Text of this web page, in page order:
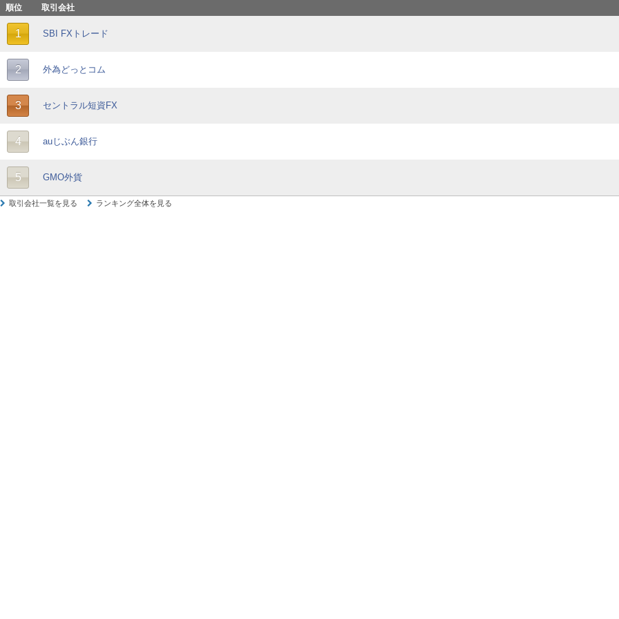
順位 取引会社
1 SBI FXトレード
2 外為どっとコム
3 セントラル短資FX
4 auじぶん銀行
5 GMO外貨
取引会社一覧を見る ランキング全体を見る